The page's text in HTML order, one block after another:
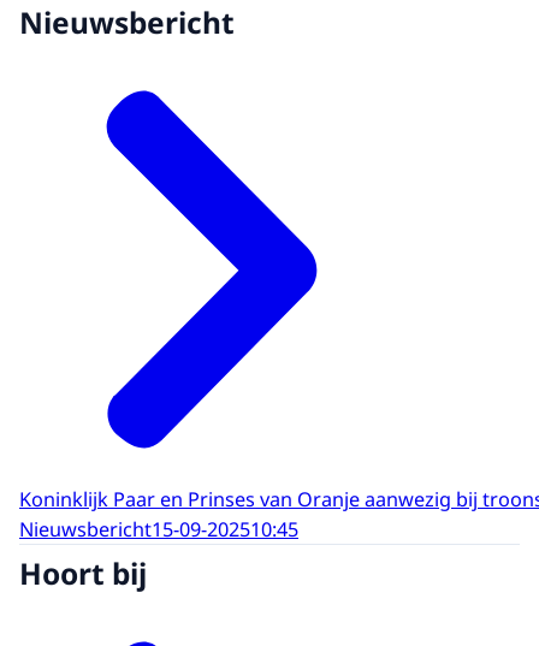
Nieuwsbericht
Koninklijk Paar en Prinses van Oranje aanwezig bij
Nieuwsbericht15-09-202510:45
Hoort bij